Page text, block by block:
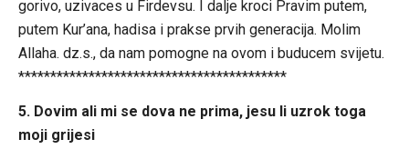
gorivo, uzivaces u Firdevsu. I dalje kroci Pravim putem,
putem Kur’ana, hadisa i prakse prvih generacija. Molim
Allaha. dz.s., da nam pomogne na ovom i buducem svijetu.
******************************************
5. Dovim ali mi se dova ne prima, jesu li uzrok toga
moji grijesi